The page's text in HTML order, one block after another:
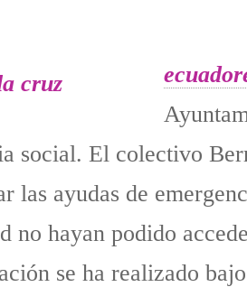
social. El colectivo
las ayudas de
no hayan podido
se ha realizado